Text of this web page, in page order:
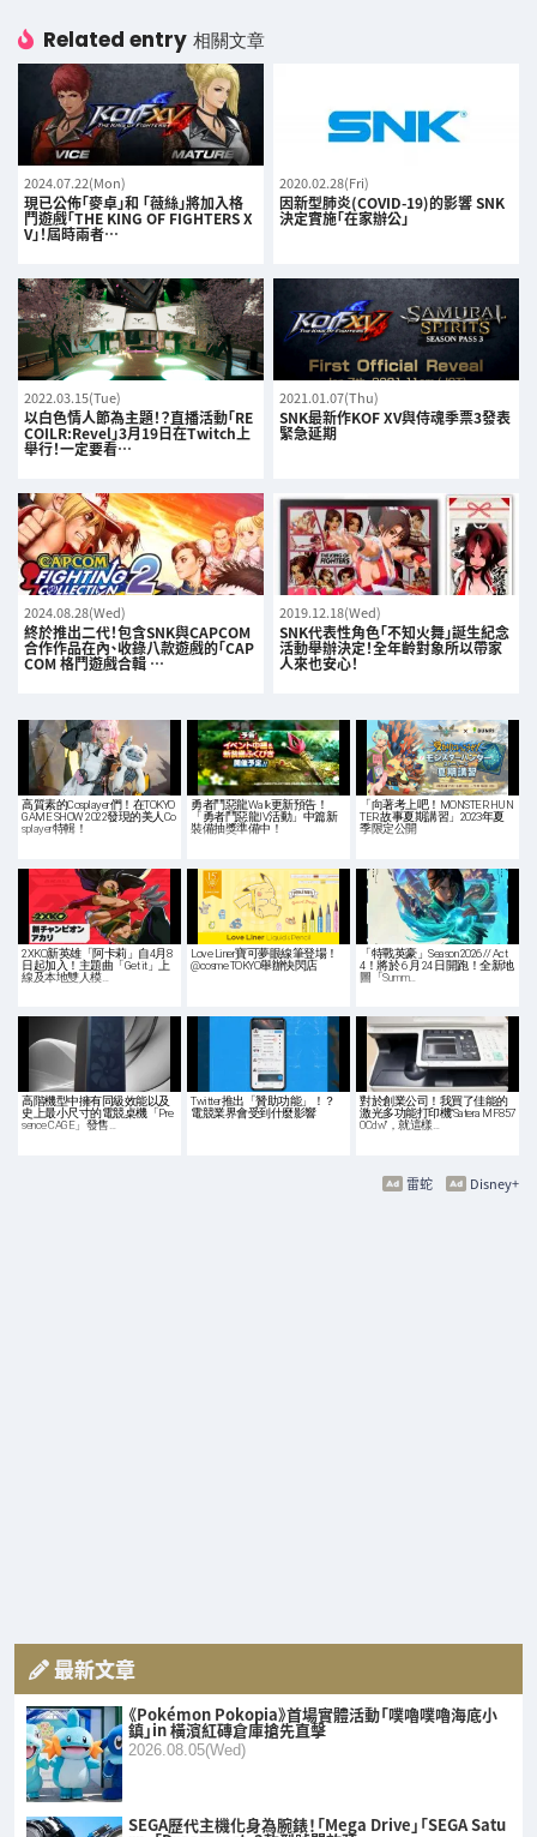
Related entry 相關文章
2024.07.22(Mon)
現已公佈「麥卓」和 「薇絲」將加入格
鬥遊戲「THE KING OF FIGHTERS X
V」！屆時兩者…
2020.02.28(Fri)
因新型肺炎(COVID-19)的影響 SNK
決定實施「在家辦公」
2022.03.15(Tue)
以白色情人節為主題！？直播活動「RE
COILR:Revel」3月19日在Twitch上
舉行！一定要看…
2021.01.07(Thu)
SNK最新作KOF XV與侍魂季票3發表
緊急延期
2024.08.28(Wed)
終於推出二代！包含SNK與CAPCOM
合作作品在內、收錄八款遊戲的「CAP
COM 格鬥遊戲合輯 …
2019.12.18(Wed)
SNK代表性角色「不知火舞」誕生紀念
活動舉辦決定！全年齡對象所以帶家
人來也安心！
高質素的Cosplayer們！在TOKYO
GAME SHOW 2022發現的美人Co
splayer特輯！
勇者鬥惡龍Walk更新預告！
「勇者鬥惡龍IV活動」中篇新
裝備抽獎準備中！
「向著考上吧！MONSTER HUN
TER 故事夏期講習」2023年夏
季限定公開
2XKO新英雄「阿卡莉」自4月8
日起加入！主題曲「Get it」上
線及本地雙人模…
Love Liner寶可夢眼線筆登場！
@cosme TOKYO舉辦快閃店
「特戰英豪」Season 2026 // Act
4！將於 6 月 24 日開跑！全新地
圖「Summ…
高階機型中擁有同級效能以及
史上最小尺寸的電競桌機「Pre
sence CAGE」發售…
Twitter推出「贊助功能」！？
電競業界會受到什麼影響
對於創業公司！我買了佳能的
激光多功能打印機“Satera MF857
0Cdw”，就這樣…
Disney+
雷蛇
最新文章
《Pokémon Pokopia》首場實體活動「噗嚕噗嚕海底小
鎮」in 橫濱紅磚倉庫搶先直擊
2026.08.05(Wed)
SEGA歷代主機化身為腕錶！「Mega Drive」「SEGA Satu